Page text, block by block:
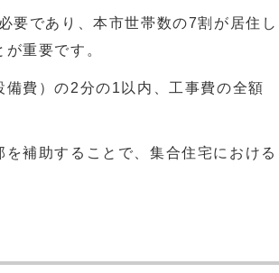
であり、本市世帯数の7割が居住し
重要です。
費）の2分の1以内、工事費の全額
補助することで、集合住宅における